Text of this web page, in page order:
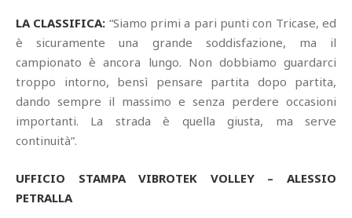
LA CLASSIFICA: “Siamo primi a pari punti con Tricase, ed
è sicuramente una grande soddisfazione, ma il
campionato è ancora lungo. Non dobbiamo guardarci
troppo intorno, bensì pensare partita dopo partita,
dando sempre il massimo e senza perdere occasioni
importanti. La strada è quella giusta, ma serve
continuità”.
UFFICIO STAMPA VIBROTEK VOLLEY – ALESSIO
PETRALLA